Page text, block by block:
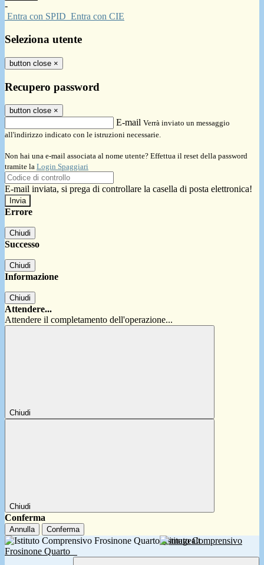
-
Entra con SPID Entra con CIE
Seleziona utente
button close ×
Recupero password
button close ×
E-mail Verrà inviato un messaggio
all'indirizzo indicato con le istruzioni necessarie.
Non hai una e-mail associata al nome utente? Effettua il reset della password
tramite la Login Spaggiari
E-mail inviata, si prega di controllare la casella di posta elettronica!
Errore
Chiudi
Successo
Chiudi
Informazione
Chiudi
Attendere...
Attendere il completamento dell'operazione...
Chiudi
Chiudi
Conferma
Annulla Conferma
Istituto Comprensivo
Frosinone Quarto